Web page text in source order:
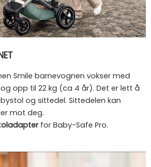
Smile barnevognen vokser med
opp til 22 kg (ca 4 år). Det er lett å
og sittedel. Sittedelen kan
mot deg.
for Baby-Safe Pro.